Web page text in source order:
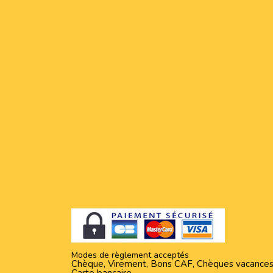
Modes de règlement acceptés
Chèque, Virement, Bons CAF, Chèques